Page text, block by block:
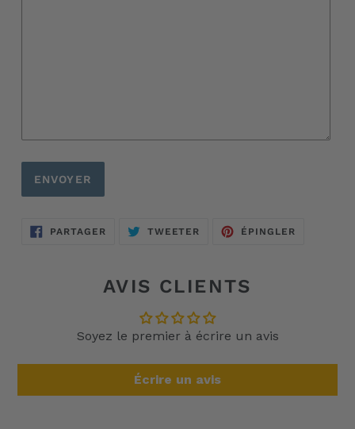
PARTAGERPARTAGERTWEETER TWEETERÉPINGLER
AVIS CLIENTS
Soyez le premier à écrire un avis
Écrire un avis